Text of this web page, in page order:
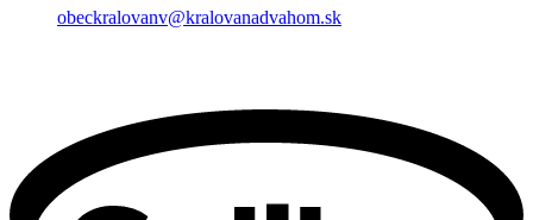
obeckralovanv@kralovanadvahom.sk